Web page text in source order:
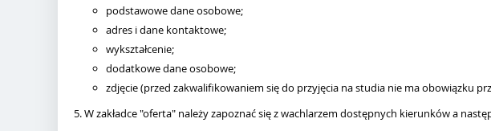
podstawowe dane osobowe;
adres i dane kontaktowe;
wykształcenie;
dodatkowe dane osobowe;
zdjęcie (przed zakwalifikowaniem się do przyjęcia na studia nie ma obowiązku
5. W zakładce "oferta" należy zapoznać się z wachlarzem dostępnych kierunków a